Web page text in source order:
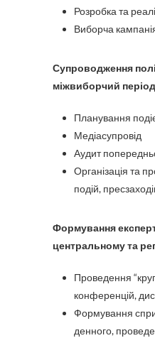
Розробка та
Виборча
Супроводження
міжвиборчий
Планування
Медіасупровід
Аудит
Організація та
подій,
Формування
центральному та
Проведення
конференцій,
Формування
денного,